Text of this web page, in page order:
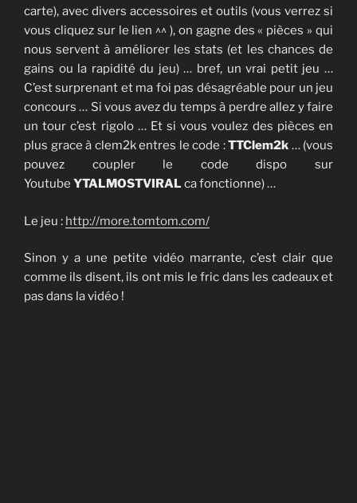
carte), avec divers accessoires et outils (vous verrez si
vous cliquez sur le lien ^^ ), on gagne des « pièces » qui
nous servent à améliorer les stats (et les chances de
gains ou la rapidité du jeu) … bref, un vrai petit jeu …
C’est surprenant et ma foi pas désagréable pour un jeu
concours … Si vous avez du temps à perdre allez y faire
un tour c’est rigolo … Et si vous voulez des pièces en
plus grace à clem2k entres le code :TTClem2k … (vous
pouvez coupler le code dispo sur
Youtube YTALMOSTVIRAL ca fonctionne) …
Le jeu : http://more.tomtom.com/
Sinon y a une petite vidéo marrante, c’est clair que
comme ils disent, ils ont mis le fric dans les cadeaux et
pas dans la vidéo !